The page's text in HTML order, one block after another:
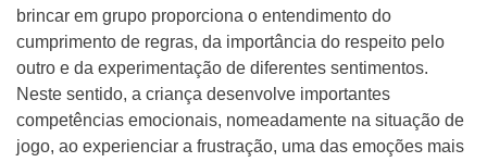
brincar em grupo proporciona o entendimento do
cumprimento de regras, da importância do respeito pelo
outro e da experimentação de diferentes sentimentos.
Neste sentido, a criança desenvolve importantes
competências emocionais, nomeadamente na situação de
jogo, ao experienciar a frustração, uma das emoções mais